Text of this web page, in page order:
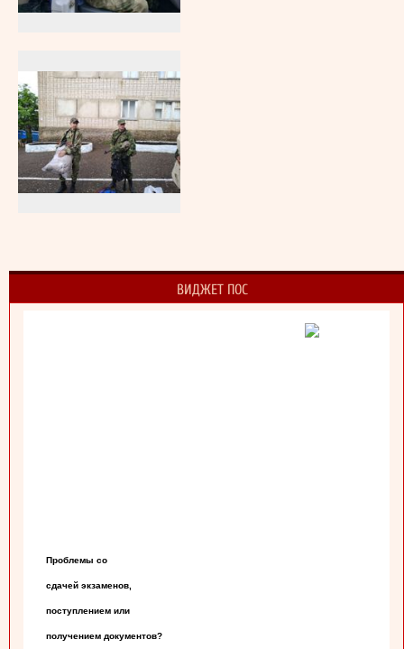
ВИДЖЕТ ПОС
Проблемы со
сдачей экзаменов,
поступлением или
получением документов?